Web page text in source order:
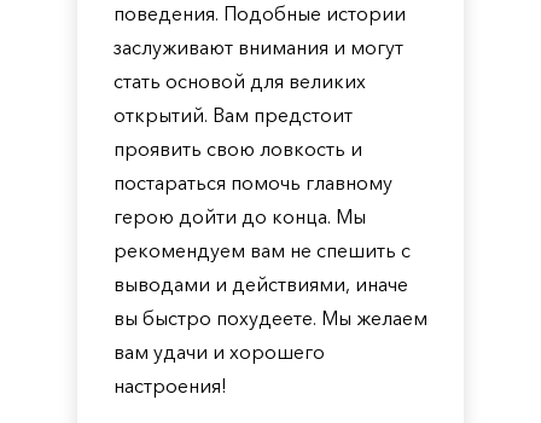
поведения. Подобные истории
заслуживают внимания и могут
стать основой для великих
открытий. Вам предстоит
проявить свою ловкость и
постараться помочь главному
герою дойти до конца. Мы
рекомендуем вам не спешить с
выводами и действиями, иначе
вы быстро похудеете. Мы желаем
вам удачи и хорошего
настроения!